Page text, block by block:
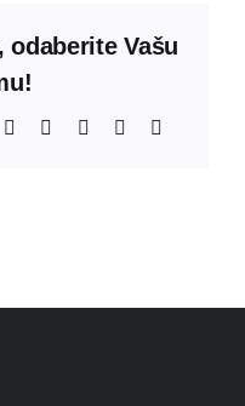
Vašu
TumblrPinterest Xing